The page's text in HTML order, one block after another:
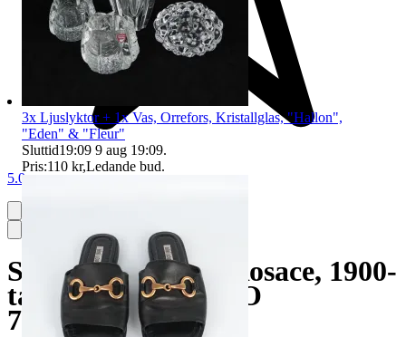
5.0
Symaskin, Hugin Rosace, 1900-
talets senare del, NO
743531992
3x Ljuslyktor + 1x Vas, Orrefors, Kristallglas, "Hallon",
"Eden" & "Fleur"
Sluttid19:09 9 aug 19:09.
Pris:110 kr,Ledande bud.